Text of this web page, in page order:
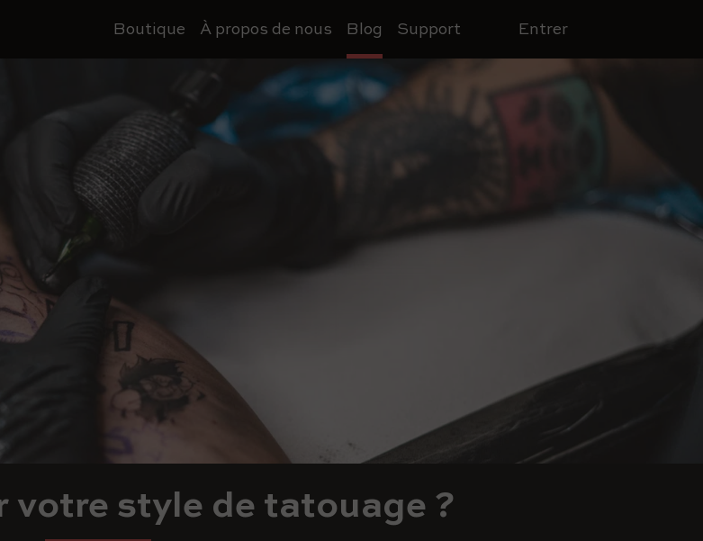
Boutique À propos de nous Blog Support Entrer
votre style de tatouage ?